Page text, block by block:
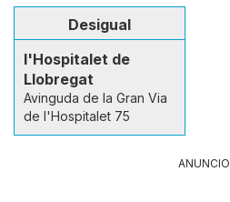
Desigual
l'Hospitalet de
Llobregat
Avinguda de la Gran Via
de l'Hospitalet 75
ANUNCIO